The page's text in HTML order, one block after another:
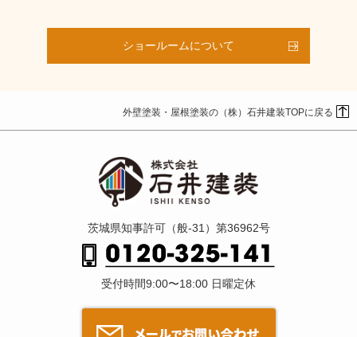
ショールームについて
外壁塗装・屋根塗装の（株）石井建装TOPに戻る
茨城県知事許可（般-31）第36962号
受付時間9:00〜18:00 日曜定休